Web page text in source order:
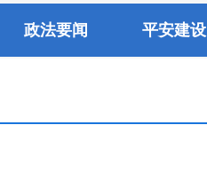
政法要闻 平安建设